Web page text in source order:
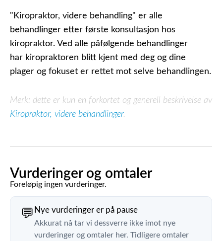
"Kiropraktor, videre behandling" er alle
behandlinger etter første konsultasjon hos
kiropraktor. Ved alle påfølgende behandlinger
har kiropraktoren blitt kjent med deg og dine
plager og fokuset er rettet mot selve behandlingen.
Merk: dette er kun en forkortet og generell beskrivelse av
Kiropraktor, videre behandlinger.
Vurderinger og omtaler
Foreløpig ingen vurderinger.
💬 Nye vurderinger er på pause
Akkurat nå tar vi dessverre ikke imot nye
vurderinger og omtaler her. Tidligere omtaler